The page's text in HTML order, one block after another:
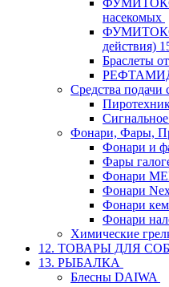
ФУМИТОКС
насекомых
ФУМИТОКС
действия)
Браслеты
Средства подачи
Фонари, Фары,
Фонари и
Фары
Фонари
Фонари
Фонари
Фонари
Химические
12. ТОВАРЫ ДЛЯ
13. РЫБАЛКА
Блесны DAIWA